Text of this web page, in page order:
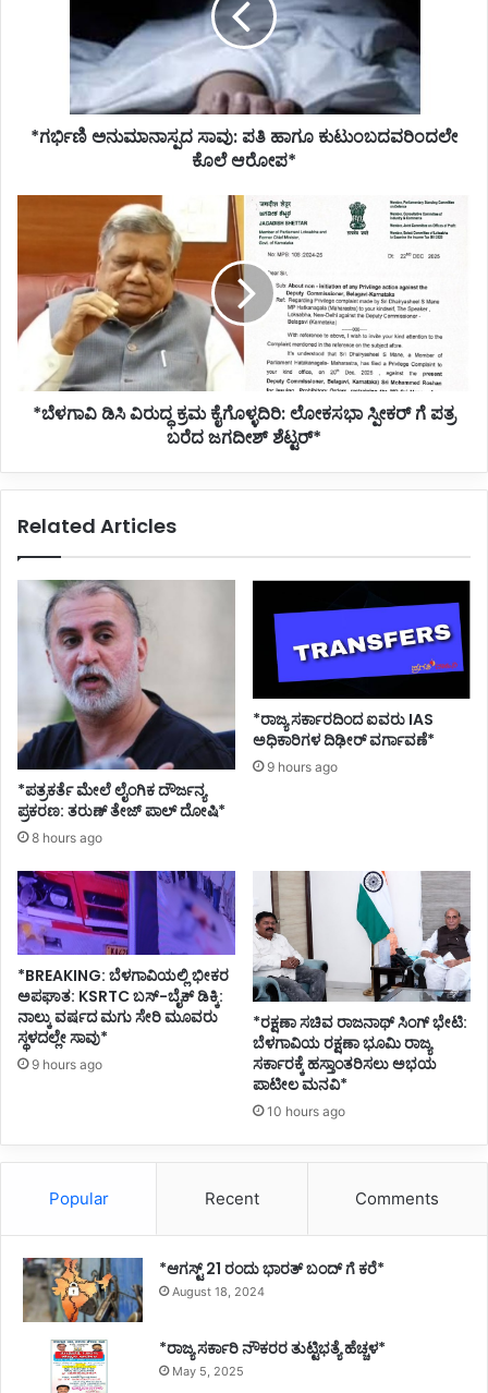
ಕುಟುಂಬದವರಿಂದಲೇ
*ಗರ್ಭಿಣಿ ಅನುಮಾನಾಸ್ಪದ ಸಾವು: ಪತಿ ಹಾಗೂ ಕುಟುಂಬದವರಿಂದಲೇ
ಕೊಲೆ ಆರೋಪ*
ಕ್ರಮ
ಕೈಗೊಳ್ಳದಿರಿ:
ಲೋಕಸಭಾ
ಸ್ಪೀಕರ್
ಪತ್ರ
ಬರೆದ*ಬೆಳಗಾವಿ ಡಿಸಿ ವಿರುದ್ಧ ಕ್ರಮ ಕೈಗೊಳ್ಳದಿರಿ: ಲೋಕಸಭಾ ಸ್ಪೀಕರ್ ಗೆ ಪತ್ರ
ಬರೆದ ಜಗದೀಶ್ ಶೆಟ್ಟರ್*
Related Articles
*ಪತ್ರಕರ್ತೆ ಮೇಲೆ ಲೈಂಗಿಕ ದೌರ್ಜನ್ಯ
ಪ್ರಕರಣ: ತರುಣ್ ತೇಜ್ ಪಾಲ್ ದೋಷಿ*
8 hours ago
*ರಾಜ್ಯ ಸರ್ಕಾರದಿಂದ ಐವರು IAS
ಅಧಿಕಾರಿಗಳ ದಿಢೀರ್ ವರ್ಗಾವಣೆ*
9 hours ago
*BREAKING: ಬೆಳಗಾವಿಯಲ್ಲಿ ಭೀಕರ
ಅಪಘಾತ: KSRTC ಬಸ್-ಬೈಕ್ ಡಿಕ್ಕಿ:
ನಾಲ್ಕು ವರ್ಷದ ಮಗು ಸೇರಿ ಮೂವರು
ಸ್ಥಳದಲ್ಲೇ ಸಾವು*
9 hours ago
*ರಕ್ಷಣಾ ಸಚಿವ ರಾಜನಾಥ್ ಸಿಂಗ್ ಭೇಟಿ:
ಬೆಳಗಾವಿಯ ರಕ್ಷಣಾ ಭೂಮಿ ರಾಜ್ಯ
ಸರ್ಕಾರಕ್ಕೆ ಹಸ್ತಾಂತರಿಸಲು ಅಭಯ
ಪಾಟೀಲ ಮನವಿ*
10 hours ago
Popular Recent Comments
*ಆಗಸ್ಟ್ 21 ರಂದು ಭಾರತ್‌ ಬಂದ್‌ ಗೆ ಕರೆ*
August 18, 2024
*ರಾಜ್ಯ ಸರ್ಕಾರಿ ನೌಕರರ ತುಟ್ಟಿಭತ್ಯೆ ಹೆಚ್ಚಳ*
May 5, 2025